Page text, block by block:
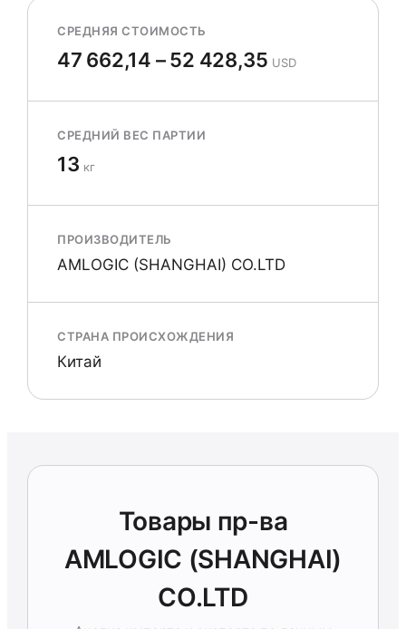
СРЕДНЯЯ СТОИМОСТЬ
47 662,14 – 52 428,35 USD
СРЕДНИЙ ВЕС ПАРТИИ
13 кг
ПРОИЗВОДИТЕЛЬ
AMLOGIC (SHANGHAI) CO.LTD
СТРАНА ПРОИСХОЖДЕНИЯ
Китай
Товары пр-ва
AMLOGIC (SHANGHAI)
CO.LTD